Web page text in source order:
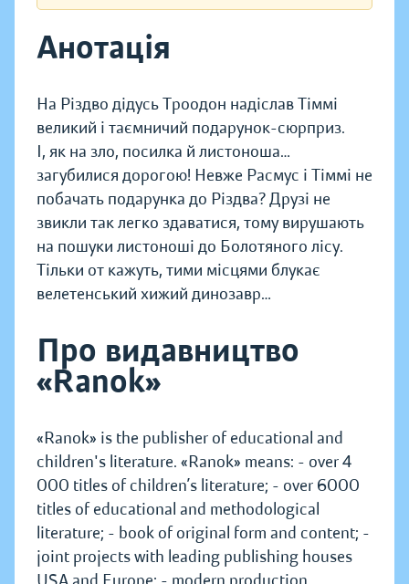
Анотація
На Різдво дідусь Троодон надіслав Тіммі
великий і таємничий подарунок-сюрприз.
І, як на зло, посилка й листоноша…
загубилися дорогою! Невже Расмус і Тіммі не
побачать подарунка до Різдва? Друзі не
звикли так легко здаватися, тому вирушають
на пошуки листоноші до Болотяного лісу.
Тільки от кажуть, тими місцями блукає
велетенський хижий динозавр…
Про видавництво
«Ranok»
«Ranok» is the publisher of educational and
children's literature. «Ranok» means: - over 4
000 titles of children’s literature; - over 6000
titles of educational and methodological
literature; - book of original form and content; -
joint projects with leading publishing houses